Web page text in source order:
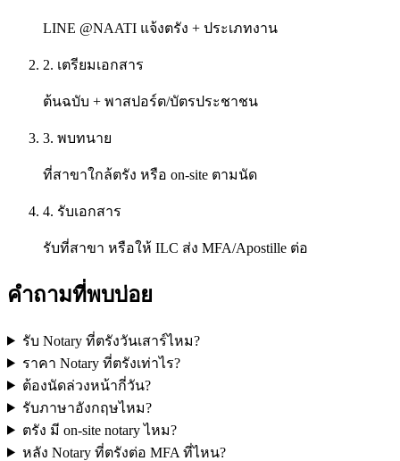
LINE @NAATI แจ้งตรัง + ประเภทงาน
2. เตรียมเอกสาร
ต้นฉบับ + พาสปอร์ต/บัตรประชาชน
3. พบทนาย
ที่สาขาใกล้ตรัง หรือ on-site ตามนัด
4. รับเอกสาร
รับที่สาขา หรือให้ ILC ส่ง MFA/Apostille ต่อ
คำถามที่พบบ่อย
รับ Notary ที่ตรังวันเสาร์ไหม?
ราคา Notary ที่ตรังเท่าไร?
ต้องนัดล่วงหน้ากี่วัน?
รับภาษาอังกฤษไหม?
ตรัง มี on-site notary ไหม?
หลัง Notary ที่ตรังต่อ MFA ที่ไหน?